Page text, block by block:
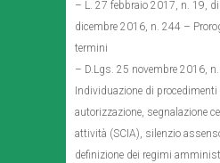
– L. 27 febbraio 2017, n. 19, di
dicembre 2016, n. 244 –
termini
– D.Lgs. 25 novembre 2016,
Individuazione di
autorizzazione, segnalazione
attività (SCIA), silenzio
definizione dei regimi